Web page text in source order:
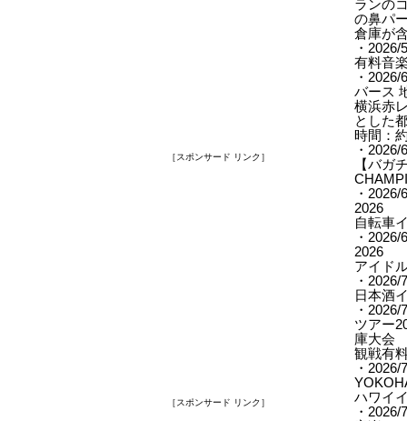
［スポンサード リンク］
［スポンサード リンク］
ランの
の鼻パ
倉庫が
・
有料音
・
バース
横浜赤
とした
時間：
・
【バガ
・
2026
自転車
・
2026
アイド
・
日本酒
・
ツアー
庫大会
観戦有
・
ハワイ
・